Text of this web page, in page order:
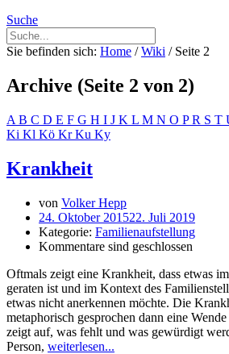
Suche
Sie befinden sich: Home / Wiki / Seite 2
Archive (Seite 2 von 2)
A B C D E F G H I J K L M N O PR S T
Ki Kl Kö KrKu Ky
Krankheit
von Volker Hepp
24. Oktober 201522. Juli 2019
Kategorie: Familienaufstellung
Kommentare sind geschlossen
Oftmals zeigt eine Krankheit, dass etwas
geraten ist und im Kontext des
etwas nicht anerkennen möchte. Die
metaphorisch gesprochen dann eine
zeigt auf, was fehlt und was gewürdigt
Person, weiterlesen...